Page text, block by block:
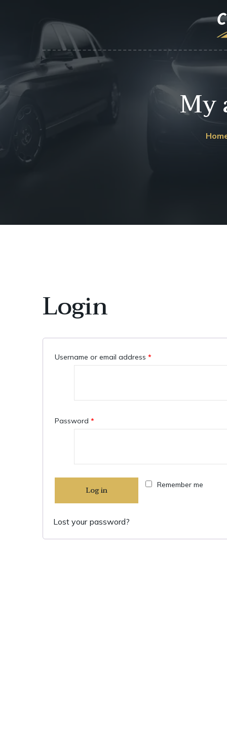
My
Login
Username or email address *
Password *
Remember me
Log in
Lost your password?